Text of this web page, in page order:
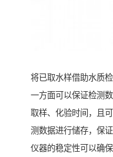
将已取水样借助水质
一方面可以保证检测
取样、化验时间，且
测数据进行储存，保
仪器的稳定性可以确